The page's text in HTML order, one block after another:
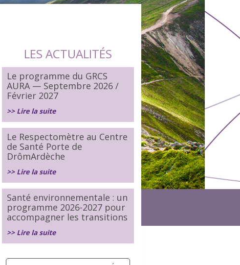
LES ACTUALITÉS
Le programme du GRCS
AURA — Septembre 2026 /
Février 2027
>> Lire la suite
Le Respectomètre au Centre
de Santé Porte de
DrômArdèche
>> Lire la suite
Santé environnementale : un
programme 2026-2027 pour
accompagner les transitions
>> Lire la suite